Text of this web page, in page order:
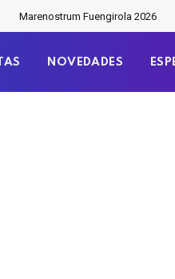
Marenostrum Fuengirola 2026
NOVEDADES